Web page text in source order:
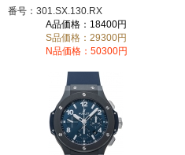
番号：301.SX.130.RX
A品価格：18400円
S品価格：29300円
N品価格：50300円